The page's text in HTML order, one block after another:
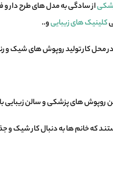
از سادگی به مدل های طرح دار و
کلینیک های زیباییو..
محل کار تولید روپوش های شیک و
پزشکی و سالن زیبایی با 20 سال سابقه
خانم ها به دنبال کار شیک و